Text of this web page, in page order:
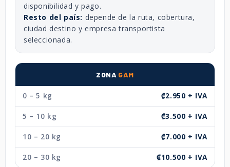
disponibilidad y pago.
Resto del país: depende de la ruta, cobertura,
ciudad destino y empresa transportista
seleccionada.
ZONA GAM
0 – 5 kg ₡2.950 + IVA
5 – 10 kg ₡3.500 + IVA
10 – 20 kg ₡7.000 + IVA
20 – 30 kg ₡10.500 + IVA